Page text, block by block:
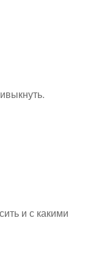
и с какими